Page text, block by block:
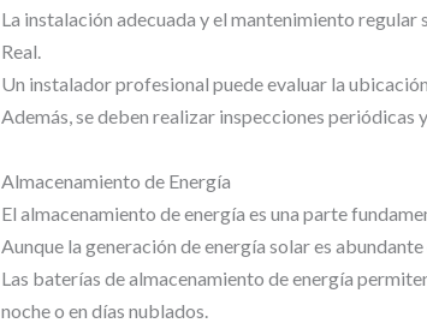
La instalación adecuada y el mantenimiento
Real.
Un instalador profesional puede evaluar la
Además, se deben realizar inspecciones
Almacenamiento de Energía
El almacenamiento de energía es una parte
Aunque la generación de energía solar es
Las baterías de almacenamiento de energía
noche o en días nublados.